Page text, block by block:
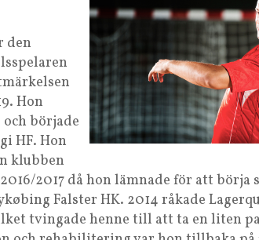
den
Hon
och började
HF. Hon
klubben
2017 då hon lämnade för att börja
Falster HK. 2014 råkade
tvingade henne till att ta en liten